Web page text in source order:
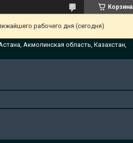
Корзина
рабочего дня (сегодня)
Акмолинская область, Казахстан,